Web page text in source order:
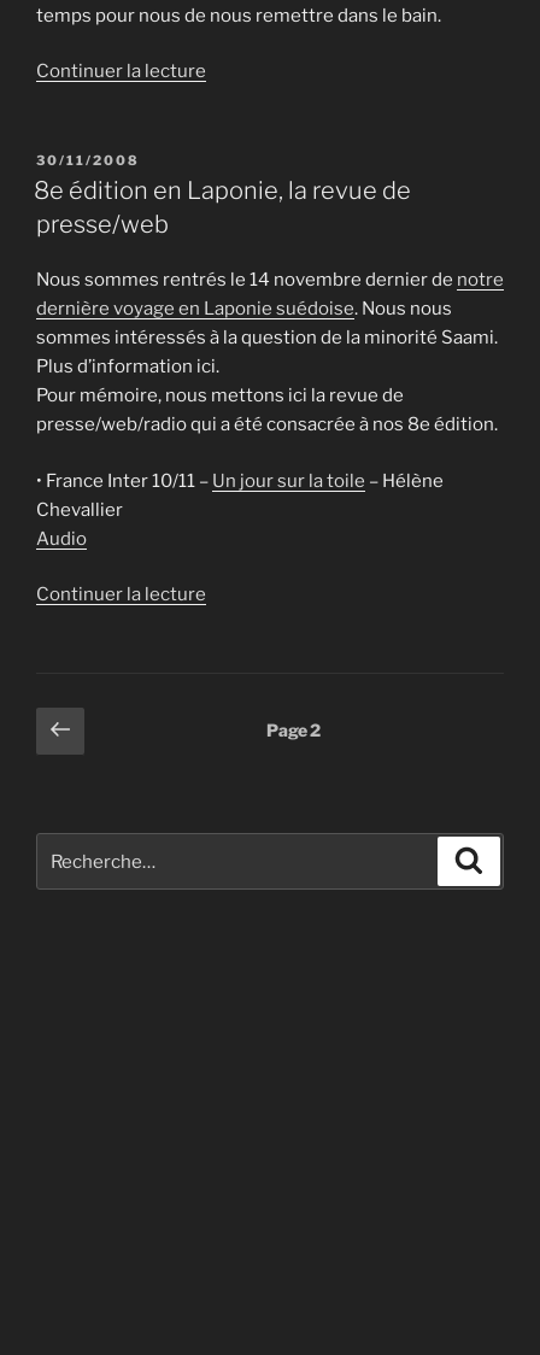
temps pour nous de nous remettre dans le bain.
Continuer la lecture
Paris »
PUBLIÉ
LE
30/11/2008
8e édition en Laponie, la revue de
presse/web
Nous sommes rentrés le 14 novembre dernier de notre
dernière voyage en Laponie suédoise. Nous nous
sommes intéressés à la question de la minorité Saami.
Plus d’information ici.
Pour mémoire, nous mettons ici la revue de
presse/web/radio qui a été consacrée à nos 8e édition.
• France Inter 10/11 – Un jour sur la toile – Hélène
Chevallier
Audio
Continuer la lecture
Pagination
des
Page
précédente
Page2
pour